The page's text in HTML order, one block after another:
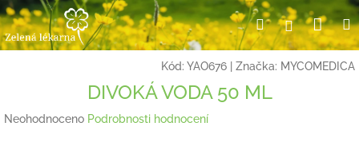
Přejít
na
obsah
HledatPřihlášení
Kód: YAO676 Značka: MYCOMEDICA
DIVOKÁ VODA 50 ML
Průměrné
Neohodnoceno Podrobnosti hodnocení